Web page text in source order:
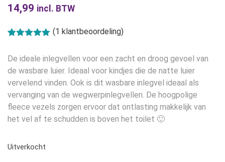
14,99 incl. BTW
gebaseerd
opklant
waardering
(1 klantbeoordeling)
De ideale inlegvellen voor een zacht en droog gevoel van
de wasbare luier. Ideaal voor kindjes die de natte luier
vervelend vinden. Ook is dit wasbare inlegvel ideaal als
vervanging van de wegwerpinlegvellen. De hoogpolige
fleece vezels zorgen ervoor dat ontlasting makkelijk van
het vel af te schudden is boven het toilet 🙂
Uitverkocht